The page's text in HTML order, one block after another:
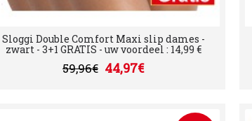
Sloggi Double Comfort Maxi slip dames -
zwart - 3+1 GRATIS - uw voordeel : 14,99 €
59,96€ 44,97€